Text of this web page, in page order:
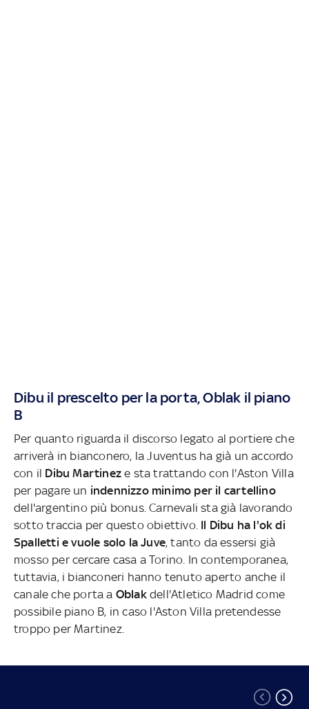
Dibu il prescelto per la porta, Oblak il piano
B
Per quanto riguarda il discorso legato al portiere che
arriverà in bianconero, la Juventus ha già un accordo
con il Dibu Martinez e sta trattando con l'Aston Villa
per pagare un indennizzo minimo per il cartellino
dell'argentino più bonus. Carnevali sta già lavorando
sotto traccia per questo obiettivo. Il Dibu ha l'ok di
Spalletti e vuole solo la Juve, tanto da essersi già
mosso per cercare casa a Torino. In contemporanea,
tuttavia, i bianconeri hanno tenuto aperto anche il
canale che porta a Oblakdell'Atletico Madrid come
possibile piano B, in caso l'Aston Villa pretendesse
troppo per Martinez.